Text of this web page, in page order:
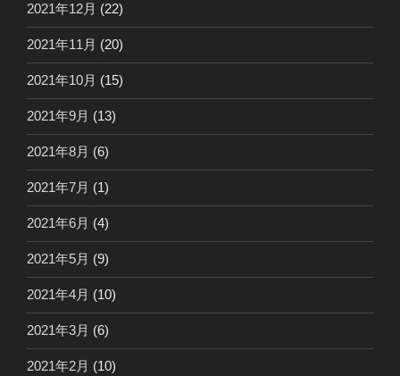
2021年12月 (22)
2021年11月 (20)
2021年10月 (15)
2021年9月 (13)
2021年8月 (6)
2021年7月 (1)
2021年6月 (4)
2021年5月 (9)
2021年4月 (10)
2021年3月 (6)
2021年2月 (10)